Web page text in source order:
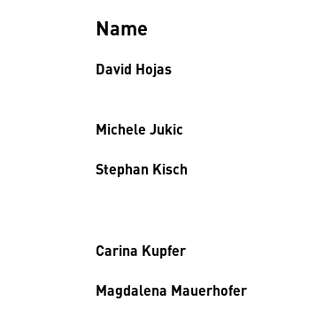
Name
David Hojas
Michele Jukic
Stephan Kisch
Carina Kupfer
Magdalena Mauerhofer